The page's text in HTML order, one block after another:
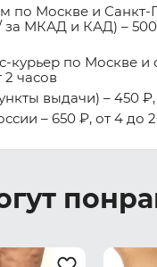
по Москве и Санкт-
за МКАД и КАД) –
курьер по Москве и
2 часов
выдачи) – 450 ₽,
– 650 ₽, от 4 до